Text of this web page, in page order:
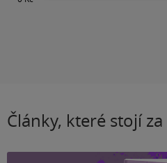
Články, které stojí